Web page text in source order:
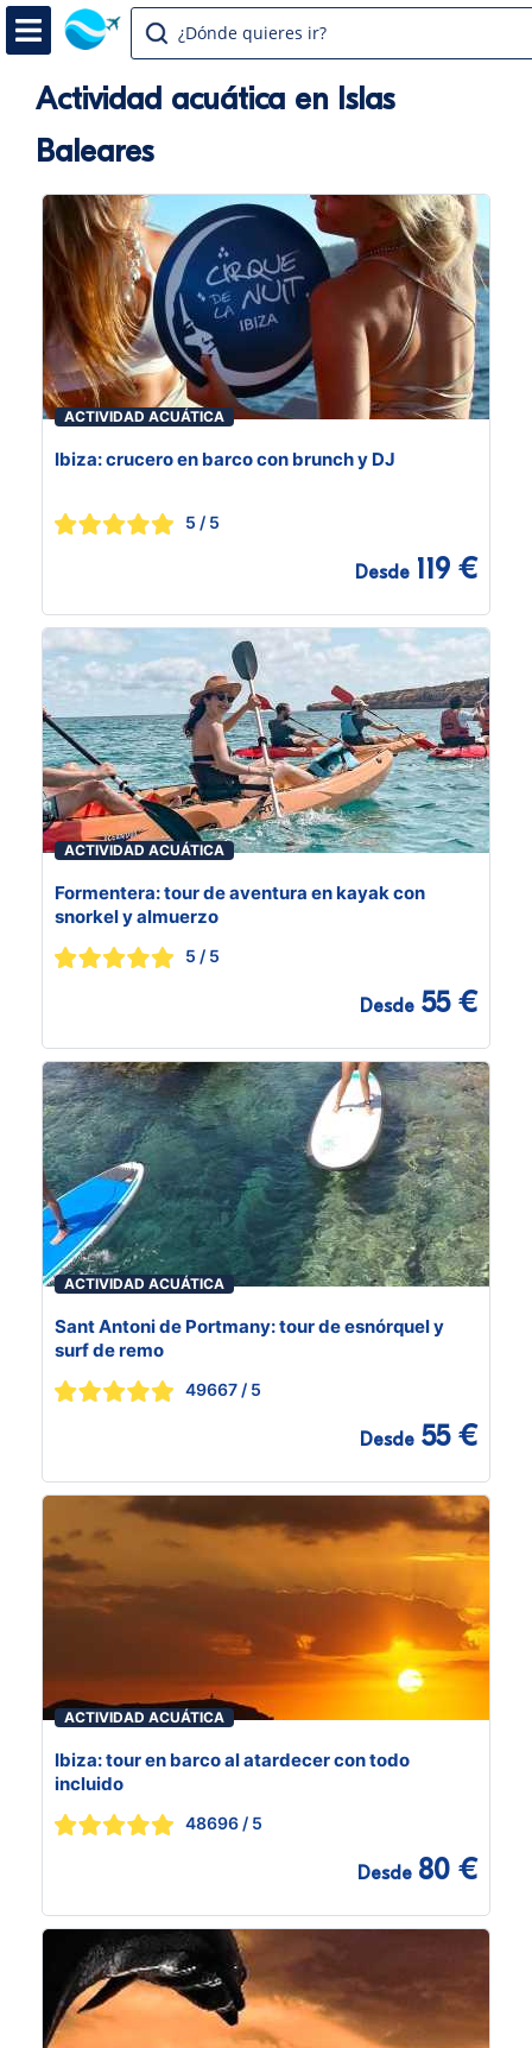
¿Dónde quieres ir?
Actividad acuática en Islas
Baleares
ACTIVIDAD ACUÁTICA
Ibiza: crucero en barco con brunch y DJ
5 / 5
Desde 119 €
ACTIVIDAD ACUÁTICA
Formentera: tour de aventura en kayak con
snorkel y almuerzo
5 / 5
Desde 55 €
ACTIVIDAD ACUÁTICA
Sant Antoni de Portmany: tour de esnórquel y
surf de remo
49667 / 5
Desde 55 €
ACTIVIDAD ACUÁTICA
Ibiza: tour en barco al atardecer con todo
incluido
48696 / 5
Desde 80 €